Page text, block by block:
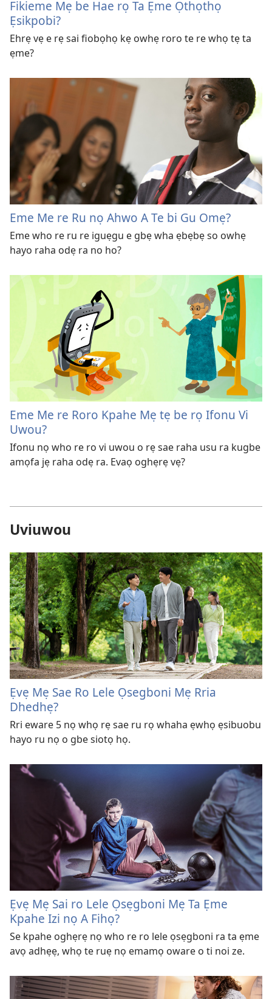
Fikieme Mẹ be Hae rọ Ta Ẹme Ọthọthọ
Ẹsikpobi?
Ehrẹ vẹ e rẹ sai fiobọhọ kẹ owhẹ roro te re whọ tẹ ta
ẹme?
Eme Me re Ru nọ Ahwo A Te bi Gu Omẹ?
Eme who re ru re iguẹgu e gbẹ wha ẹbẹbẹ so owhẹ
hayo raha odẹ ra no ho?
Eme Me re Roro Kpahe Mẹ tẹ be rọ Ifonu Vi
Uwou?
Ifonu nọ who re ro vi uwou o rẹ sae raha usu ra kugbe
amọfa jẹ raha odẹ ra. Evaọ oghẹrẹ vẹ?
Uviuwou
Ẹvẹ Mẹ Sae Ro Lele Ọsegboni Mẹ Rria
Dhedhẹ?
Rri eware 5 nọ whọ rẹ sae ru rọ whaha ẹwhọ ẹsibuobu
hayo ru nọ o gbe siotọ họ.
Ẹvẹ Mẹ Sai ro Lele Ọsẹgboni Mẹ Ta Ẹme
Kpahe Izi nọ A Fihọ?
Se kpahe oghẹrẹ nọ who re ro lele ọsẹgboni ra ta ẹme
avọ adhẹẹ, whọ te ruẹ nọ emamọ oware o ti noi ze.